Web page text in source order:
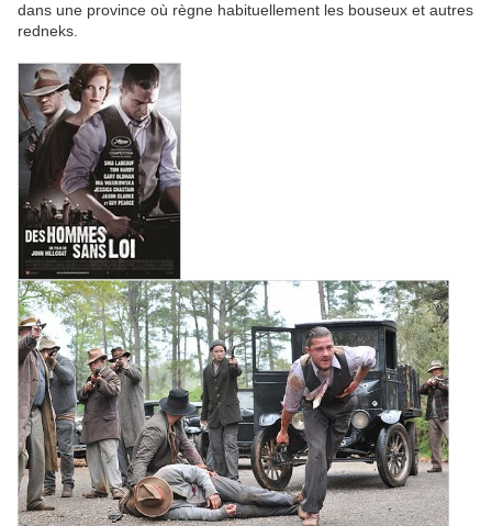
dans une province où règne habituellement les bouseux et autres
redneks.